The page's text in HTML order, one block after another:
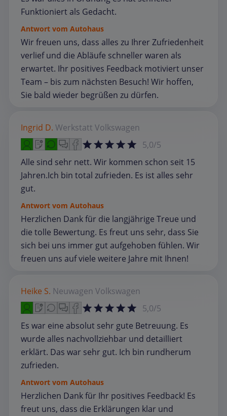
Funktioniert als Gedacht.
Antwort vom Autohaus
Wir freuen uns, dass alles zu Ihrer Zufriedenheit
verlief und die Abläufe schneller waren als
erwartet. Ihr positives Feedback motiviert unser
Team – bis zum nächsten Besuch! Wir hoffen,
Sie bald wieder begrüßen zu dürfen.
Ingrid D. Werkstatt Volkswagen
5,0/5
Alle sind sehr nett. Wir kommen schon seit 15
Jahren.Ich bin total zufrieden. Es ist alles sehr
gut.
Antwort vom Autohaus
Herzlichen Dank für die langjährige Treue und
die tolle Bewertung. Es freut uns sehr, dass Sie
sich bei uns immer gut aufgehoben fühlen. Wir
freuen uns auf viele weitere Jahre mit Ihnen!
Heike S. Neuwagen Volkswagen
5,0/5
Es war eine absolut sehr gute Betreuung. Es
wurde alles nachvollziehbar und detailliert
erklärt. Das war sehr gut. Ich bin rundherum
zufrieden.
Antwort vom Autohaus
Herzlichen Dank für Ihr positives Feedback! Es
freut uns, dass die Erklärungen klar und